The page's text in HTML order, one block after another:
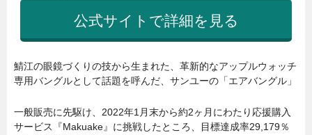
公式サイトで詳細を見る
鯖江の眼鏡づくりの技から生まれた、革新的なアップルウォッチ
専用バングルとして話題を呼んだ、サンユーの「エアバングル」
一般販売に先駆け、2022年1月末から約2ヶ月にわたり応援購入
サービス『Makuake』に挑戦したところ、目標達成率29,179％